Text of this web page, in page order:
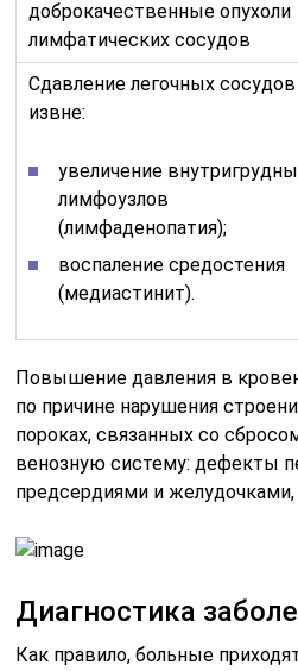
доброкачественные опухоли
лимфатических сосудов
Сдавление легочных сосудов
извне:
увеличение
лимфоузлов
(лимфаденопатия);
воспаление средостения
(медиастинит).
Повышение давления в
по причине нарушения
пороках, связанных со
венозную систему: дефекты
предсердиями и желудочками,
Диагностика
Как правило, больные